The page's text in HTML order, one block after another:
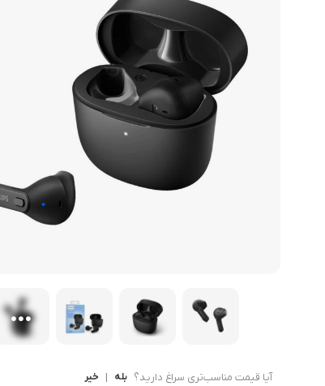
قطعات الکترونیکی و کامپیوتری
آیا قیمت مناسب‌تری سراغ دارید؟ بله | خیر